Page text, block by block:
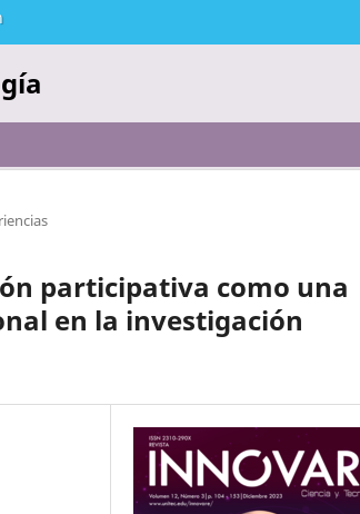
participativa como una
en la investigación